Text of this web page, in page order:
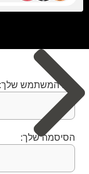
שם המשתמש שלך:
הסיסמה שלך: